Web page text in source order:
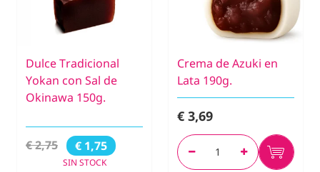
Dulce Tradicional
Yokan con Sal de
Okinawa 150g.
€ 2,75 € 1,75
SIN STOCK
Crema de Azuki en
Lata 190g.
€ 3,69